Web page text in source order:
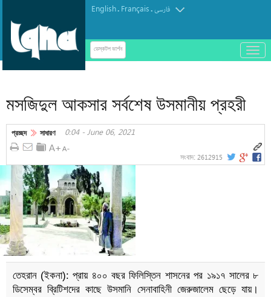
English. Français.فارسی
ডেস্কটপ ভার্শন
باز
و
মসজিদুল আকসার সর্বশেষ উসমানীয় প্রহরী
প্রচ্ছদ সাধারণ 0:04 - June 06, 2021
সংবাদ: 2612915
তেহরান (ইকনা): প্রায় ৪০০ বছর ফিলিস্তিন শাসনের পর ১৯১৭ সালের ৮
ডিসেম্বর ব্রিটিশদের কাছে উসমানি সেনাবাহিনী জেরুজালেম ছেড়ে যায়।